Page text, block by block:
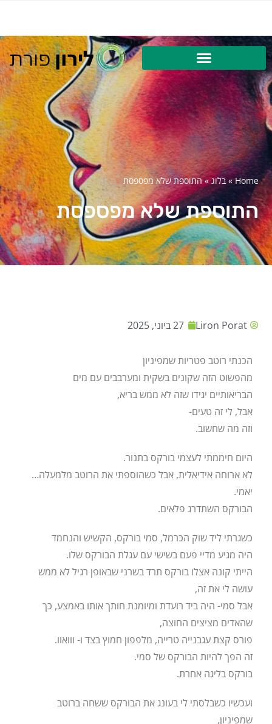
Home
»בלוג»התוספת שלא מפספסת
התוספת שלא מפספסת
Liron Porat 27 ביוני, 2025
הכנתי רוטב פטריות שמפיניון
מהפשוט הזה שקונים בשקית ומערבבים עם מים
הבריאותיים יגידו שזה לא ממש בריא,
אבל, לי זה טעים-
וזה מה שחשוב.
היום חיממתי לעצמי בורקס בתנור.
לא ארוחה אידיאלית, אבל כשהוספתי את הרוטב מלמעלה…
יאמי.
הבורקס השתדרג פלאים.
כשגרתי ליד שוק הכרמל, סמי בורקס, הקשיש והנחמד
היה מגיע מדיי פעם בשישי עם עגלת הבורקס שלו.
הייתי קונה אצלו בורקס תרד בשרני שבאופן רגיל לא ממש
עושה לי את זה,
אבל סמי- היה ביד רועדת ומיומנת חותך אותו באמצע, כך
שהאדים מציצים החוצה,
פורס קצת עגבנייה טרייה, מלפפון חמוץ בצד ו- ווואוו.
זה הפך להיות הבורקס של סמי.
בורקס בליגה אחרת.
ועכשיו כשבלסתי לי בעונג את הבורקס ששחה ברוטב
שמפיניון,